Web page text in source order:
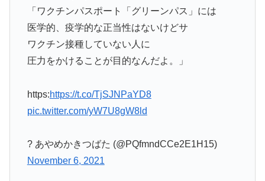
「ワクチンパスポート「グリーンパス」には
医学的、疫学的な正当性はないけどサ
ワクチン接種していない人に
圧力をかけることが目的なんだよ。」
https:https://t.co/TjSJNPaYD8
pic.twitter.com/yW7U8gW8ld
? あやめかきつばた (@PQfmndCCe2E1H15)
November 6, 2021